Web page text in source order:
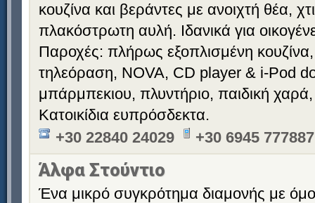
κουζίνα και βεράντες με ανοιχτή θέα,
πλακόστρωτη αυλή. Ιδανικά για
Παροχές: πλήρως εξοπλισμένη
τηλεόραση, NOVA, CD player & i-Pod
μπάρμπεκιου, πλυντήριο, παιδική
Κατοικίδια ευπρόσδεκτα.
+30 22840 24029
+30 6945 777887
Άλφα Στούντιο
Ένα μικρό συγκρότημα διαμονής με